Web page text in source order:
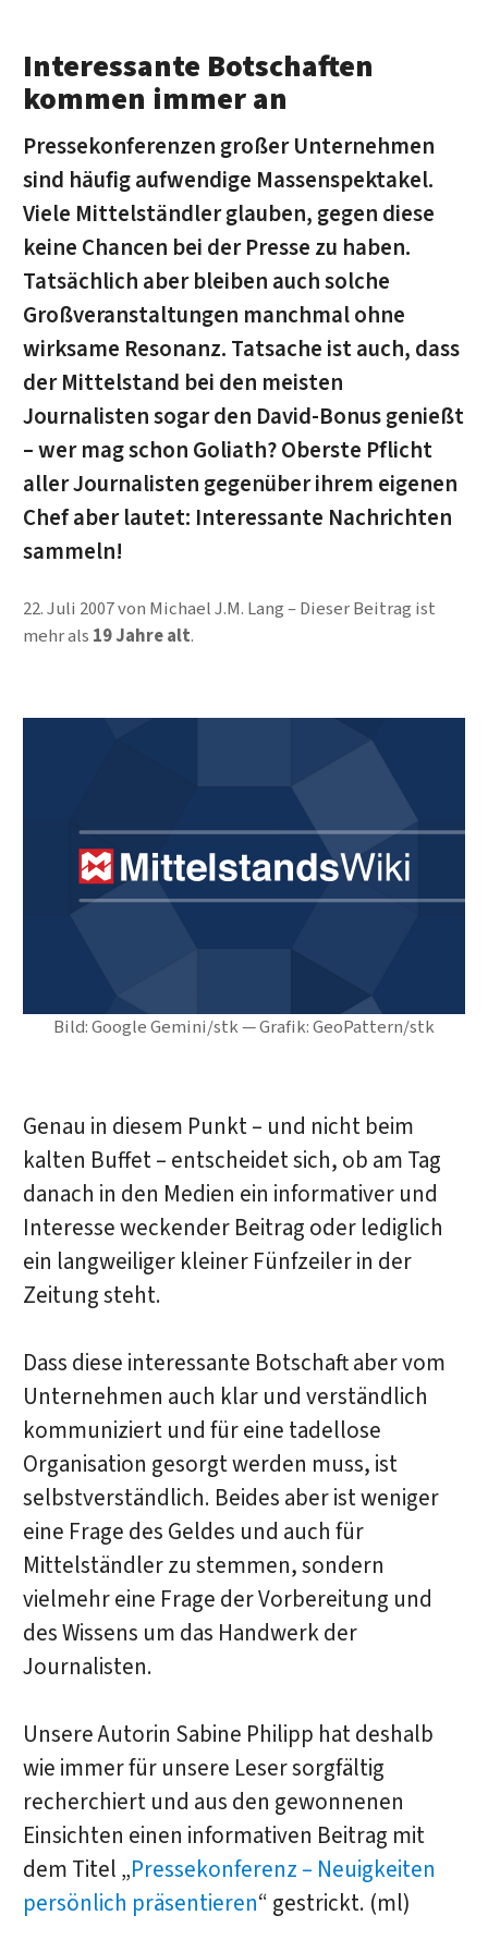
Bild: Google Gemini/stk — Grafik: GeoPattern/stk
Interessante Botschaften
kommen immer an
Pressekonferenzen großer Unternehmen
sind häufig aufwendige Massenspektakel.
Viele Mittelständler glauben, gegen diese
keine Chancen bei der Presse zu haben.
Tatsächlich aber bleiben auch solche
Großveranstaltungen manchmal ohne
wirksame Resonanz. Tatsache ist auch, dass
der Mittelstand bei den meisten
Journalisten sogar den David-Bonus genießt
– wer mag schon Goliath? Oberste Pflicht
aller Journalisten gegenüber ihrem eigenen
Chef aber lautet: Interessante Nachrichten
sammeln!
22. Juli 2007von Michael J.M. Lang
Dieser Beitrag ist
mehr als 19 Jahre alt.
Genau in diesem Punkt – und nicht beim
kalten Buffet – entscheidet sich, ob am Tag
danach in den Medien ein informativer und
Interesse weckender Beitrag oder lediglich
ein langweiliger kleiner Fünfzeiler in der
Zeitung steht.
Dass diese interessante Botschaft aber vom
Unternehmen auch klar und verständlich
kommuniziert und für eine tadellose
Organisation gesorgt werden muss, ist
selbstverständlich. Beides aber ist weniger
eine Frage des Geldes und auch für
Mittelständler zu stemmen, sondern
vielmehr eine Frage der Vorbereitung und
des Wissens um das Handwerk der
Journalisten.
Unsere Autorin Sabine Philipp hat deshalb
wie immer für unsere Leser sorgfältig
recherchiert und aus den gewonnenen
Einsichten einen informativen Beitrag mit
dem Titel „Pressekonferenz – Neuigkeiten
persönlich präsentieren“ gestrickt. (ml)